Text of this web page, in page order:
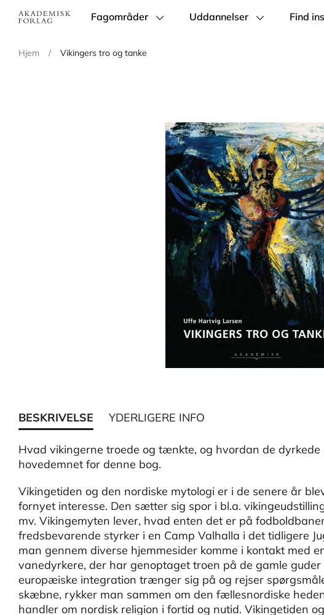
Main
Fagområder Uddannelser Find
Hjem / Vikingers tro og tanke
BESKRIVELSE YDERLIGERE INFO
Hvad vikingerne troede og tænkte, og hvordan de
hovedemnet for denne bog.
Vikingetiden og den nordiske mytologi er i de senere år
fornyet interesse. Den sætter sig spor i bl.a.
mv. Vikingemyten lever, hvad enten det er på
fredsbevarende styrker i en Camp Valhalla i det tidligere
man gennem diverse hjemmesider komme i kontakt med
vanedyrkere, der har genoptaget troen på de gamle
europæiske integration trænger sig på og rejser
skæbne, rykker man sammen om den fællesnordiske
handler om nordisk religion i fortid og nutid. Vikingetiden